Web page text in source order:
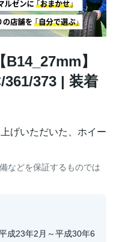
】
361/373 | 装着
げいただいた、ホイー
などを保証するものでは
成23年2月～平成30年6